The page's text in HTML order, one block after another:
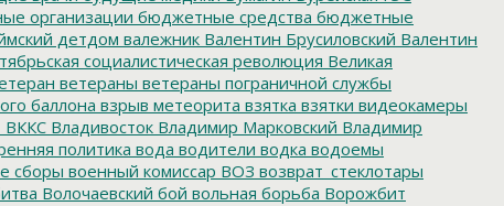
организации бюджетные средства бюджетные
детдом валежник Валентин Брусиловский Валентин
социалистическая революция Великая
ветераны ветераны пограничной службы
баллона взрыв метеорита взятка взятки видеокамеры
ВККС Владивосток Владимир Марковский Владимир
политика вода водители водка водоемы
сборы военный комиссар ВОЗ возврат_стеклотары
Волочаевский бой вольная борьба Ворожбит